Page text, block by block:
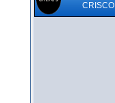
CRISCO